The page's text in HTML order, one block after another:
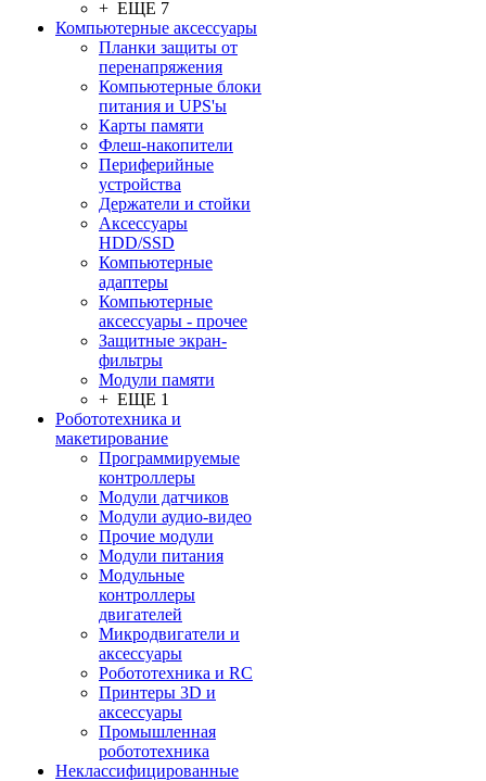
+ ЕЩЕ 7
Компьютерные аксессуары
Планки защиты от
перенапряжения
Компьютерные блоки
питания и UPS'ы
Карты памяти
Флеш-накопители
Периферийные
устройства
Держатели и стойки
Аксессуары
HDD/SSD
Компьютерные
адаптеры
Компьютерные
аксессуары - прочее
Защитные экран-
фильтры
Модули памяти
+ ЕЩЕ 1
Робототехника и
макетирование
Программируемые
контроллеры
Модули датчиков
Модули аудио-видео
Прочие модули
Модули питания
Модульные
контроллеры
двигателей
Микродвигатели и
аксессуары
Робототехника и RC
Принтеры 3D и
аксессуары
Промышленная
робототехника
Неклассифицированные